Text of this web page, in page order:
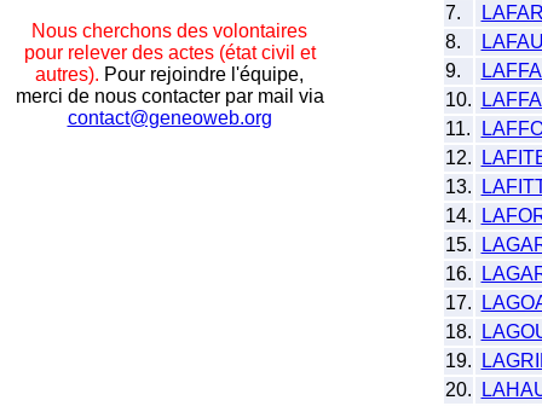
Nous cherchons des volontaires
pour relever des actes (état civil et
autres). Pour rejoindre l'équipe,
merci de nous contacter par mail via
contact@geneoweb.org
7.
8.
9.
10.
11.
12.
13.
14.
15.
16.
17.
18.
19.
20.